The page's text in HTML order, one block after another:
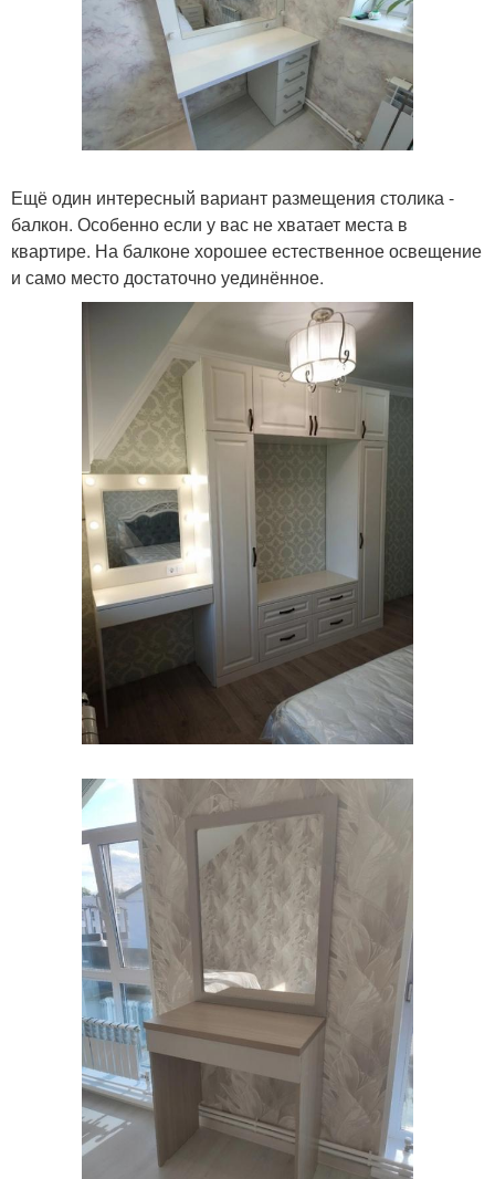
Ещё один интересный вариант размещения столика -
балкон. Особенно если у вас не хватает места в
квартире. На балконе хорошее естественное освещение
и само место достаточно уединённое.